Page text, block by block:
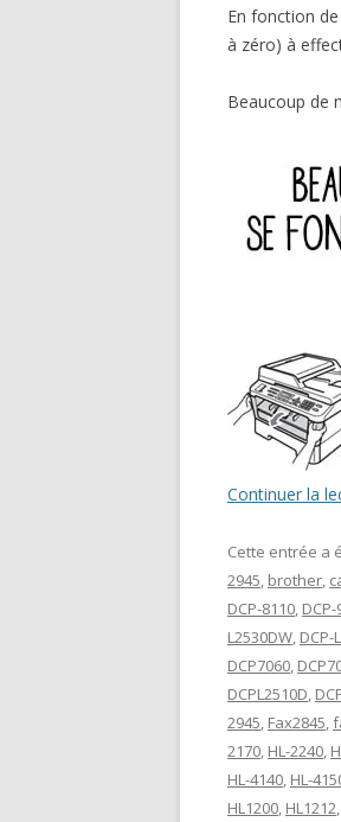
En fonction
à zéro) à
Beaucoup de
Continuer la
Cette entrée a
2945, brother,
DCP-8110,
L2530DW, DCP-
DCP7060,
DCPL2510D,
2945, Fax2845,
2170, HL-2240,
HL-4140, HL-
HL1200, HL1212,